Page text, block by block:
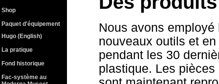
Shop
Paquet d'équipement
Hugo (English)
La pratique
Fond historique
Fac-système au
Nous avons
nouveaux outils et
pendant les 30
plastique. Les